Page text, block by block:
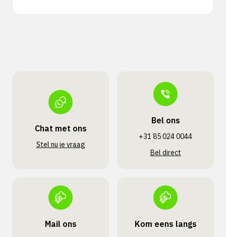
Chat met ons
Stel nu je vraag
Bel ons
+31 85 024 0044
Bel direct
Mail ons Kom eens langs